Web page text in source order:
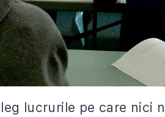
lucrurile pe care nici